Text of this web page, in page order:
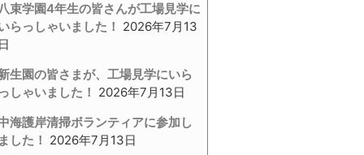
束学園4年生の皆さんが工場見学に
らっしゃいました！ 2026年7月13
生園の皆さまが、工場見学にいら
しゃいました！ 2026年7月13日
海護岸清掃ボランティアに参加し
した！ 2026年7月13日